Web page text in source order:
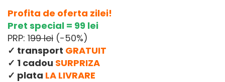
Profita de oferta zilei!
Pret special = 99 lei
PRP: 199 lei (-50%)
✓ transport GRATUIT
✓ 1 cadou SURPRIZA
✓ plata LA LIVRARE